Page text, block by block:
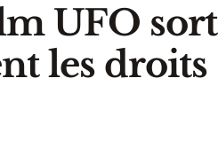
UFO sort
les droits